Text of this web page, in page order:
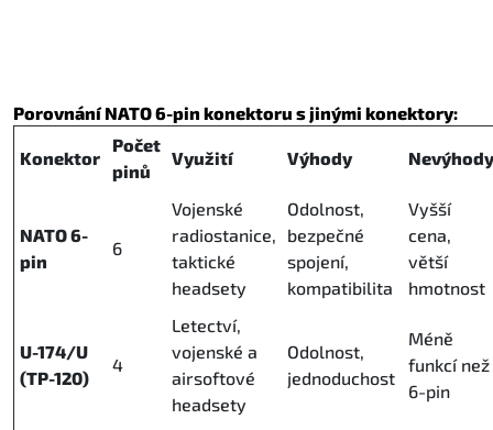
Porovnání NATO 6-pin konektoru s jinými konektory:
Konektor
Počet
pinů
Využití Výhody Nevýhody
NATO 6-
pin
6
Vojenské
radiostanice,
taktické
headsety
Odolnost,
bezpečné
spojení,
kompatibilita
Vyšší
cena,
větší
hmotnost
U-174/U
(TP-120)
4
Letectví,
vojenské a
airsoftové
headsety
Odolnost,
jednoduchost
Méně
funkcí než
6-pin